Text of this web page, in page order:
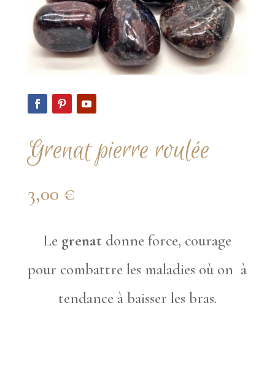
Grenat pierre roulée
3,00 €
Le grenat donne force, courage
pour combattre les maladies où on à
tendance à baisser les bras.